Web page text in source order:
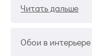
Читать дальше
Обои в